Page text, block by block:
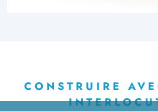
CONSTRUIRE